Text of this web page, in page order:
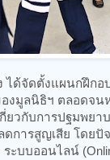
ด้จัดตั้งแผนกฝึกอ
งมูลนิธิฯ ตลอดจน
วกับการปฐมพยา
การสูญเสีย โดย
ะบบออนไลน์